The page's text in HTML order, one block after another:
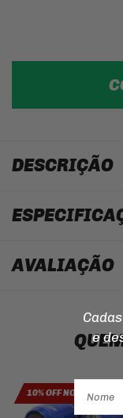
DESCRIÇÃO
AVALIAÇÃO
10% OFF NO PIX
e